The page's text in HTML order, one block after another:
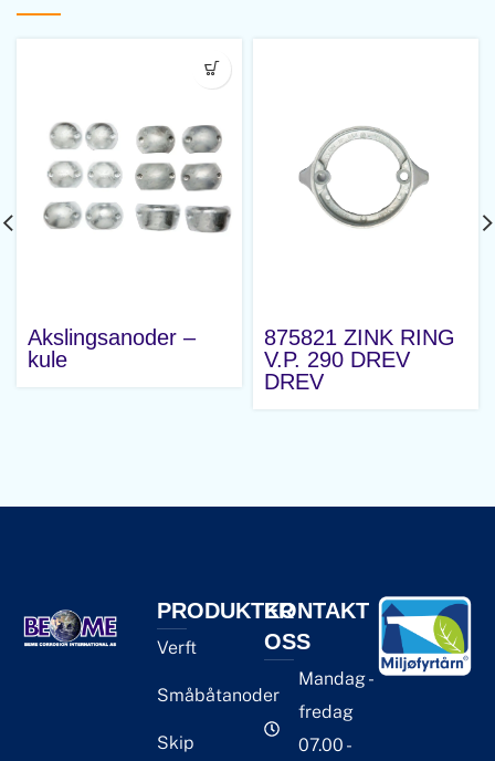
Akslingsanoder –
kule
875821 ZINK RING
V.P. 290 DREV
DREV
PRODUKTER
Verft
Småbåtanoder
Skip
KONTAKT
OSS
Mandag -
fredag
07.00 -